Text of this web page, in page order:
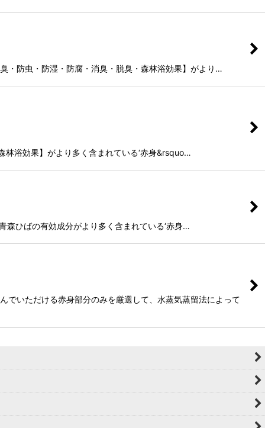
・防虫・防湿・防腐・消臭・脱臭・森林浴効果】がより…
浴効果】がより多く含まれている‘赤身&rsquo…
ひばの有効成分がより多く含まれている‘赤身…
でいただける赤身部分のみを厳選して、水蒸気蒸留法によって